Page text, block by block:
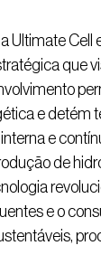
Ultimate
que
e detém
e
de
e o